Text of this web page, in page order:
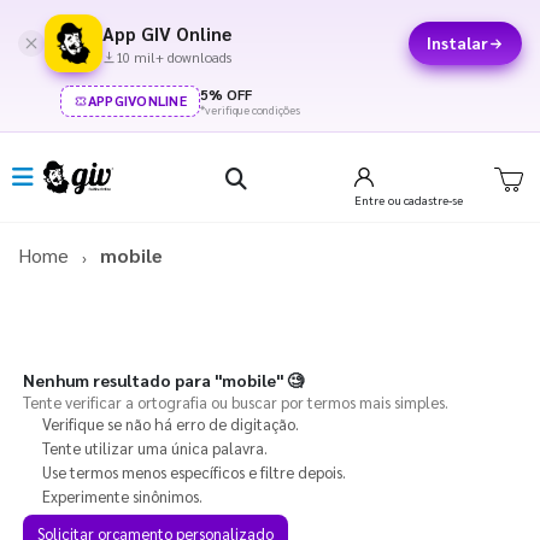
App GIV Online
10 mil+ downloads
Instalar
APPGIVONLINE 5% OFF
*verifique condições
Entre ou cadastre-se
Home mobile
Nenhum resultado para "mobile"🧐
Tente verificar a ortografia ou buscar por termos mais simples.
Verifique se não há erro de digitação.
Tente utilizar uma única palavra.
Use termos menos específicos e filtre depois.
Experimente sinônimos.
Solicitar orçamento personalizado